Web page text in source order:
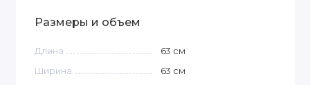
Размеры и объем
Длина 63 см
Ширина
63 см